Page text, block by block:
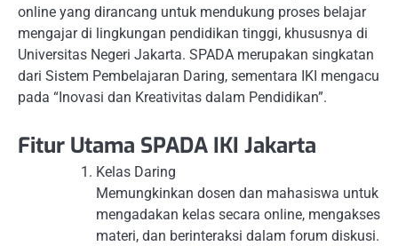
online yang dirancang untuk mendukung proses belajar
mengajar di lingkungan pendidikan tinggi, khususnya di
Universitas Negeri Jakarta. SPADA merupakan singkatan
dari Sistem Pembelajaran Daring, sementara IKI mengacu
pada “Inovasi dan Kreativitas dalam Pendidikan”.
Fitur Utama SPADA IKI Jakarta
Kelas Daring
Memungkinkan dosen dan mahasiswa untuk
mengadakan kelas secara online, mengakses
materi, dan berinteraksi dalam forum diskusi.